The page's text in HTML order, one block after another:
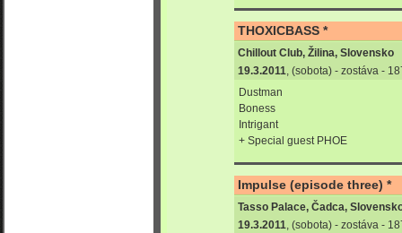
THOXICBASS *
Chillout Club, Žilina, Slovensko
19.3.2011, (sobota) - zostáva -
Dustman
Boness
Intrigant
+ Special guest PHOE
Impulse (episode three) *
Tasso Palace, Čadca,
19.3.2011, (sobota) - zostáva -